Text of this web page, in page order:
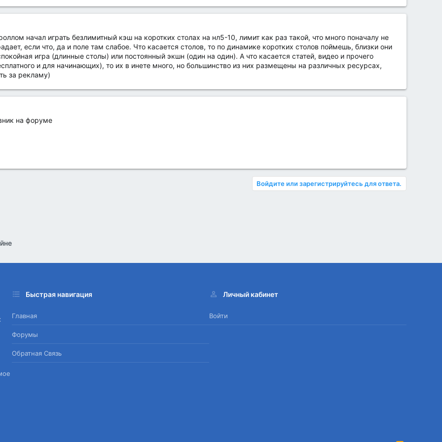
начал играть безлимитный кэш на коротких столах на нл5-10, лимит как раз такой, что много поначалу не
если что, да и поле там слабое. Что касается столов, то по динамике коротких столов поймешь, близки они
игра (длинные столы) или постоянный экшн (один на один). А что касается статей, видео и прочего
и для начинающих), то их в инете много, но большинство из них размещены на различных ресурсах,
за рекламу)
на форуме
Войдите или зарегистрируйтесь для ответа.
Быстрая навигация
Главная
Форумы
Обратная Связь
Личный кабинет
Войти